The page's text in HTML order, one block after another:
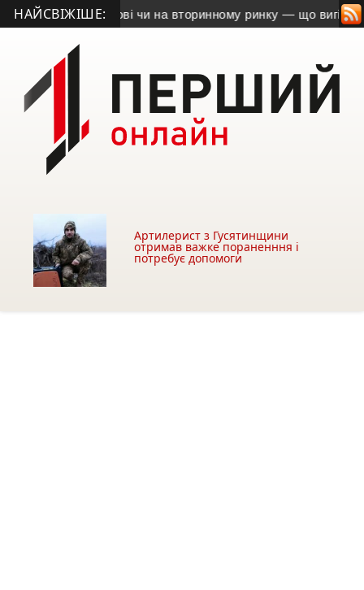
НАЙСВІЖІШЕ:
в новобудові чи на вторинному ринку — що
Артилерист з Гусятинщини
отримав важке пораненння і
потребує допомоги